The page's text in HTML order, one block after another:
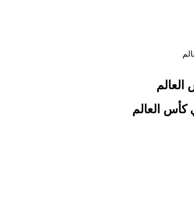
كأس العالم